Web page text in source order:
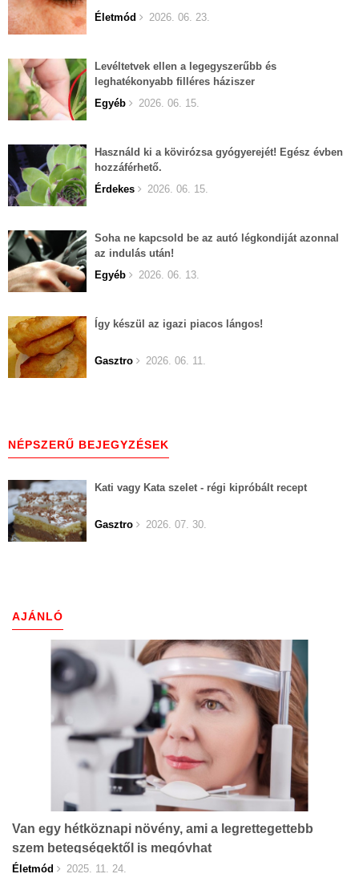
Életmód 2026. 06. 23.
Levéltetvek ellen a legegyszerűbb és
leghatékonyabb filléres háziszer
Egyéb
2026. 06. 15.
Használd ki a kövirózsa gyógyerejét! Egész évben
hozzáférhető.
Érdekes
2026. 06. 15.
Soha ne kapcsold be az autó légkondiját azonnal
az indulás után!
Egyéb
2026. 06. 13.
Így készül az igazi piacos lángos!
Gasztro 2026. 06. 11.
NÉPSZERŰ BEJEGYZÉSEK
Kati vagy Kata szelet - régi kipróbált recept
Gasztro 2026. 07. 30.
AJÁNLÓ
Van egy hétköznapi növény, ami a legrettegettebb
szem betegségektől is megóvhat
Életmód 2025. 11. 24.